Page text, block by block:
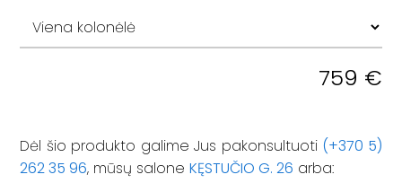
759 €
Dėl šio produkto galime Jus pakonsultuoti (+370 5)
262 35 96, mūsų salone KĘSTUČIO G. 26 arba: